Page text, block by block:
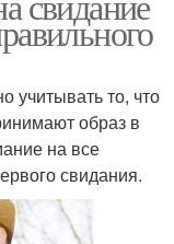
учитывать то, что
образ в
на все
свидания.